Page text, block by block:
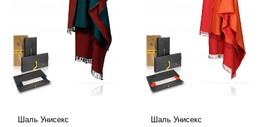
Шаль Унисекс Шаль Унисекс